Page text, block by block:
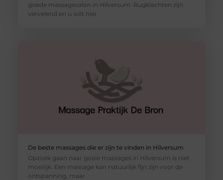
goede massagesalon in Hilversum. Rugklachten zijn
vervelend en u wilt hier
De beste massages die er zijn te vinden in Hilversum
Opzoek gaan naar goeie massages in Hilversum is niet
moeilijk. Een massage kan natuurlijk fijn zijn voor de
ontspanning, maar